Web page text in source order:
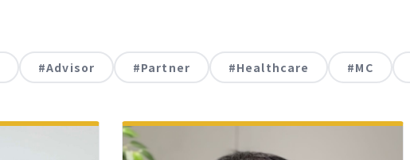
#Advisor #Partner #Healthcare #MC